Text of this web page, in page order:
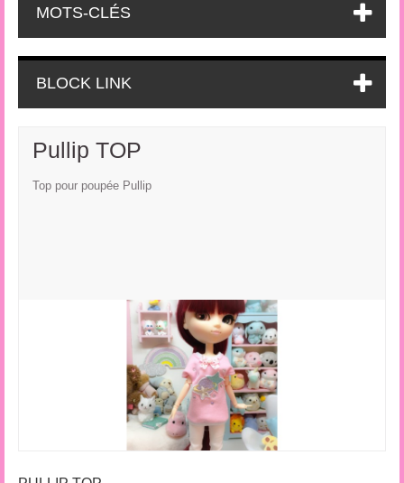
MOTS-CLÉS
BLOCK LINK
Pullip TOP
Top pour poupée Pullip